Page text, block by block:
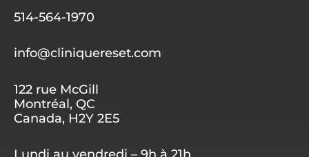
514-564-1970
info@cliniquereset.com
122 rue McGill
Montréal, QC
Canada, H2Y 2E5